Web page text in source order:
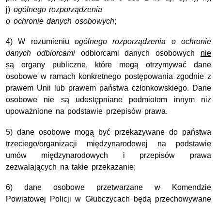
j) ogólnego rozporządzenia
o ochronie danych osobowych;
4)W rozumieniuogólnego rozporządzenia o ochronie
danych odbiorcamiodbiorcami danych osobowych nie
są organy publiczne, które mogą otrzymywać dane
osobowe w ramach konkretnego postępowania zgodnie z
prawem Unii lub prawem państwa członkowskiego. Dane
osobowe nie są udostępniane podmiotom innym niż
upoważnione na podstawie przepisów prawa.
5) dane osobowe mogą być przekazywane do państwa
trzeciego/organizacji międzynarodowej na podstawie
umów międzynarodowych i przepisów prawa
zezwalających na takie przekazanie;
6) dane osobowe przetwarzane w Komendzie
Powiatowej Policji w Głubczycach będą przechowywane